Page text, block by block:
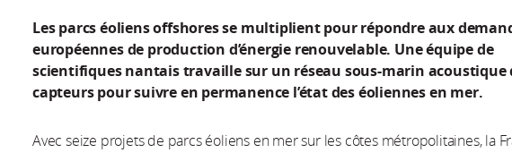
Les parcs éoliens offshores se multiplient pour répondre aux
européennes de production d’énergie renouvelable. Une équipe de
scientifiques nantais travaille sur un réseau sous-marin acoustique
capteurs pour suivre en permanence l’état des éoliennes en mer.
Avec seize projets de parcs éoliens en mer sur les côtes métropolitaines, la